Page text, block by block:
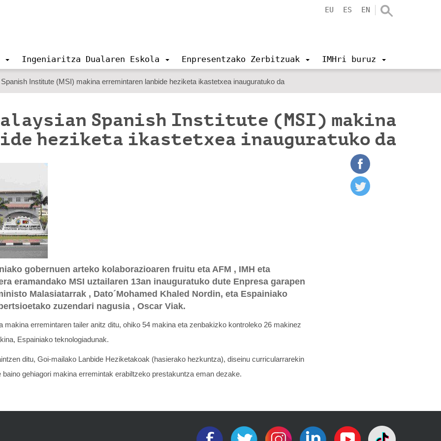
EU ES EN
Ingeniaritza Dualaren Eskola Enpresentzako Zerbitzuak IMHri buruz
Institute (MSI) makina erremintaren lanbide heziketa ikastetxea inauguratuko da
Spanish Institute (MSI) makina
heziketa ikastetxea inauguratuko da
gobernuen arteko kolaborazioaren fruitu eta AFM , IMH eta
eramandako MSI uztailaren 13an inauguratuko dute Enpresa garapen
Malasiatarrak , Dato´Mohamed Khaled Nordin, eta Espainiako
zuzendari nagusia , Oscar Viak.
makina erremintaren tailer anitz ditu, ohiko 54 makina eta zenbakizko kontroleko 26 makinez
Espainiako teknologiadunak.
ditu, Goi-mailako Lanbide Heziketakoak (hasierako hezkuntza), diseinu curricularrarekin
baino gehiagori makina erremintak erabiltzeko prestakuntza eman dezake.